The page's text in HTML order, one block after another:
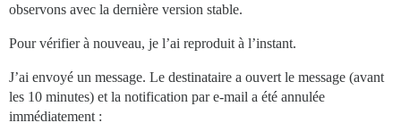
observons avec la dernière version stable.
Pour vérifier à nouveau, je l’ai reproduit à l’instant.
J’ai envoyé un message. Le destinataire a ouvert le message (avant
les 10 minutes) et la notification par e-mail a été annulée
immédiatement :